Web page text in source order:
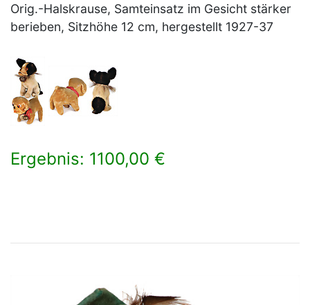
Orig.-Halskrause, Samteinsatz im Gesicht stärker
berieben, Sitzhöhe 12 cm, hergestellt 1927-37
Ergebnis: 1100,00 €